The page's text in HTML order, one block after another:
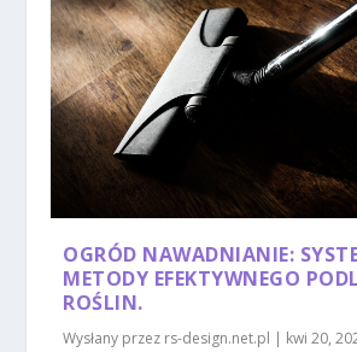
OGRÓD NAWADNIANIE:
METODY EFEKTYWNEGO
ROŚLIN.
Wysłany przez rs-design.net.pl | kwi 20,